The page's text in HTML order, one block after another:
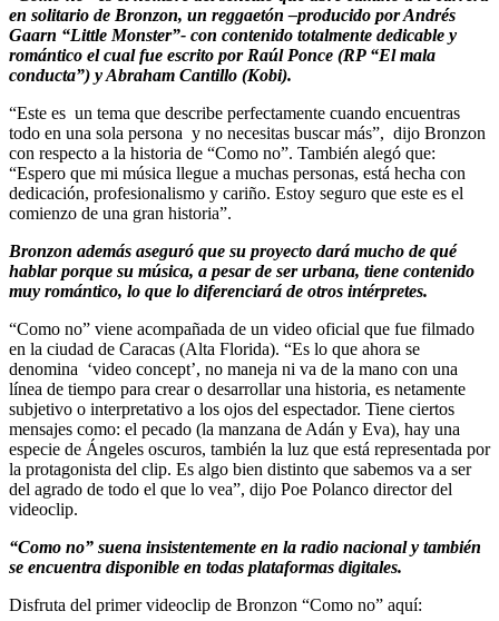
en solitario de Bronzon, un reggaetón –producido por Andrés
Gaarn “Little Monster”- con contenido totalmente dedicable y
romántico el cual fue escrito por Raúl Ponce (RP “El mala
conducta”) y Abraham Cantillo (Kobi).
“Este es un tema que describe perfectamente cuando encuentras
todo en una sola persona y no necesitas buscar más”, dijo Bronzon
con respecto a la historia de “Como no”. También alegó que:
“Espero que mi música llegue a muchas personas, está hecha con
dedicación, profesionalismo y cariño. Estoy seguro que este es el
comienzo de una gran historia”.
Bronzon además aseguró que su proyecto dará mucho de qué
hablar porque su música, a pesar de ser urbana, tiene contenido
muy romántico, lo que lo diferenciará de otros intérpretes.
“Como no” viene acompañada de un video oficial que fue filmado
en la ciudad de Caracas (Alta Florida). “Es lo que ahora se
denomina ‘video concept’, no maneja ni va de la mano con una
línea de tiempo para crear o desarrollar una historia, es netamente
subjetivo o interpretativo a los ojos del espectador. Tiene ciertos
mensajes como: el pecado (la manzana de Adán y Eva), hay una
especie de Ángeles oscuros, también la luz que está representada por
la protagonista del clip. Es algo bien distinto que sabemos va a ser
del agrado de todo el que lo vea”, dijo Poe Polanco director del
videoclip.
“Como no” suena insistentemente en la radio nacional y también
se encuentra disponible en todas plataformas digitales.
Disfruta del primer videoclip de Bronzon “Como no” aquí: